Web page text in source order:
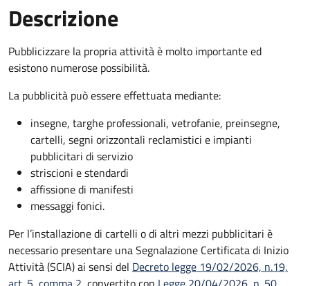
Descrizione
Pubblicizzare la propria attività è molto importante ed
esistono numerose possibilità.
La pubblicità può essere effettuata mediante:
insegne, targhe professionali, vetrofanie, preinsegne,
cartelli, segni orizzontali reclamistici e impianti
pubblicitari di servizio
striscioni e stendardi
affissione di manifesti
messaggi fonici.
Per l’installazione di cartelli o di altri mezzi pubblicitari è
necessario presentare una Segnalazione Certificata di Inizio
Attività (SCIA) ai sensi del Decreto legge 19/02/2026, n.19,